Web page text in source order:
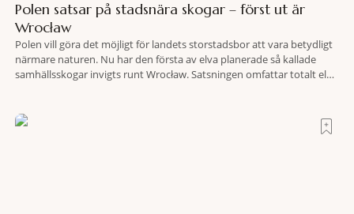
Polen satsar på stadsnära skogar – först ut är
Wrocław
Polen vill göra det möjligt för landets storstadsbor att vara betydligt
närmare naturen. Nu har den första av elva planerade så kallade
samhällsskogar invigts runt Wrocław. Satsningen omfattar totalt elva
fler människor ska kunna promenera, motionera